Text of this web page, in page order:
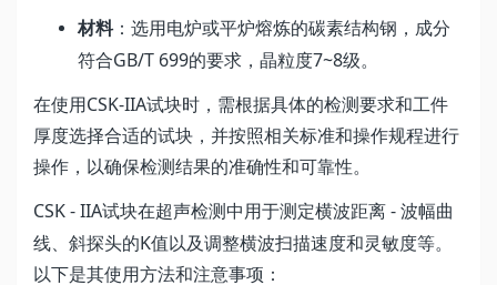
材料：选用电炉或平炉熔炼的碳素结构钢，成分
符合GB/T 699的要求，晶粒度7~8级。
在使用 CSK-IIA试块时，需根据具体的检测要求和工件
厚度选择合适的试块，并按照相关标准和操作规程进行
操作，以确保检测结果的准确性和可靠性。
CSK - IIA试块在超声检测中用于测定横波距离 - 波幅曲
线、斜探头的K值以及调整横波扫描速度和灵敏度等。
以下是其使用方法和注意事项：